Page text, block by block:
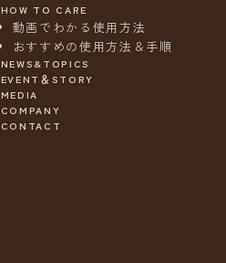
HOW TO CARE
動画でわかる使用方法
おすすめの使用方法＆手順
NEWS&TOPICS
EVENT＆STORY
MEDIA
COMPANY
CONTACT